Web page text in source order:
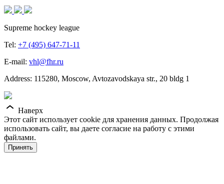
Supreme hockey league
Tel: +7 (495) 647-71-11
E-mail: vhl@fhr.ru
Address: 115280, Moscow, Avtozavodskaya str., 20 bldg 1
Наверх
Этот сайт использует cookie для хранения данных. Продолжая
использовать сайт, вы даете согласие на работу с этими
файлами.
Принять